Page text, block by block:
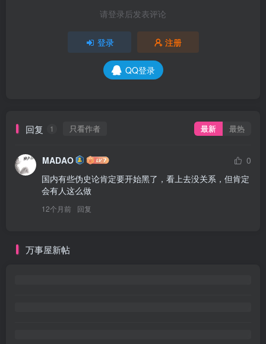
请登录后发表评论
登录 注册
QQ登录
回复 1 只看作者 最新 最热
MADAO
0
国内有些伪史论肯定要开始黑了，看上去没关系，但肯定
会有人这么做
12个月前 回复
万事屋新帖